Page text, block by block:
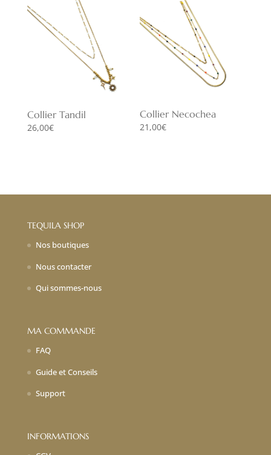
Collier Tandil
26,00€
Collier Necochea
21,00€
TEQUILA SHOP
Nos boutiques
Nous contacter
Qui sommes-nous
MA COMMANDE
FAQ
Guide et Conseils
Support
INFORMATIONS